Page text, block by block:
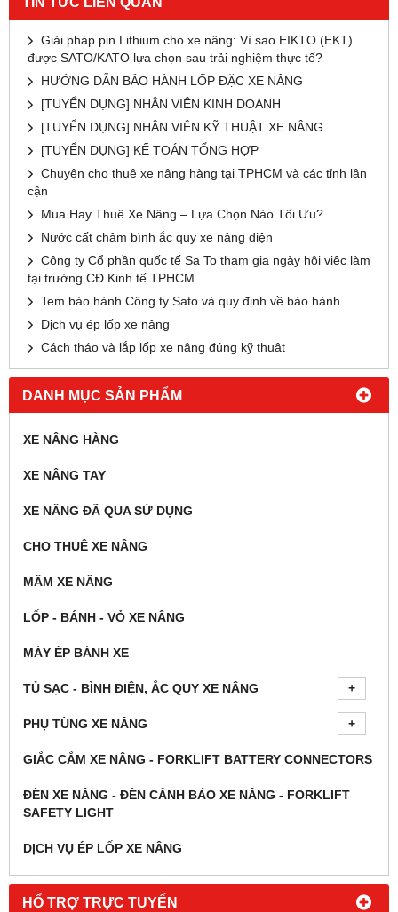
DANH MỤC SẢN PHẨM
XE NÂNG HÀNG
XE NÂNG TAY
XE NÂNG ĐÃ QUA SỬ DỤNG
CHO THUÊ XE NÂNG
MÂM XE NÂNG
LỐP - BÁNH - VỎ XE NÂNG
MÁY ÉP BÁNH XE
TỦ SẠC - BÌNH ĐIỆN, ẮC QUY XE NÂNG
PHỤ TÙNG XE NÂNG
GIẮC CẮM XE NÂNG - FORKLIFT BATTERY CONNECTORS
ĐÈN XE NÂNG - ĐÈN CẢNH BÁO XE NÂNG - FORKLIFT
SAFETY LIGHT
DỊCH VỤ ÉP LỐP XE NÂNG
HỔ TRỢ TRỰC TUYẾN
Giải pháp pin Lithium cho xe nâng: Vì sao EIKTO (EKT)
được SATO/KATO lựa chọn sau trải nghiệm thực tế?
HƯỚNG DẪN BẢO HÀNH LỐP ĐẶC XE NÂNG
[TUYỂN DỤNG] NHÂN VIÊN KINH DOANH
[TUYỂN DỤNG] NHÂN VIÊN KỸ THUẬT XE NÂNG
[TUYỂN DỤNG] KẾ TOÁN TỔNG HỢP
Chuyên cho thuê xe nâng hàng tại TPHCM và các tỉnh lân
cận
Mua Hay Thuê Xe Nâng – Lựa Chọn Nào Tối Ưu?
Nước cất châm bình ắc quy xe nâng điện
Công ty Cổ phần quốc tế Sa To tham gia ngày hội việc làm
tại trường CĐ Kinh tế TPHCM
Tem bảo hành Công ty Sato và quy định về bảo hành
Dịch vụ ép lốp xe nâng
Cách tháo và lắp lốp xe nâng đúng kỹ thuật